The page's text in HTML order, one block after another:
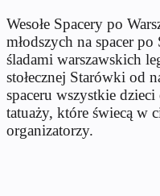
Wesołe Spacery po
młodszych na spacer
śladami warszawskich
stołecznej Starówki od
spaceru wszystkie
tatuaży, które świecą w
organizatorzy.